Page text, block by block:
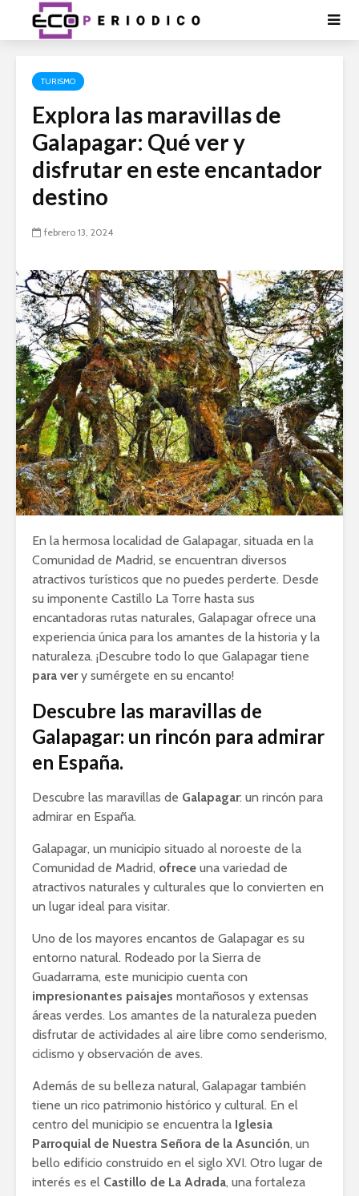
TURISMO
Explora las maravillas de
Galapagar: Qué ver y
disfrutar en este encantador
destino
febrero 13, 2024
En la hermosa localidad de Galapagar, situada en la
Comunidad de Madrid, se encuentran diversos
atractivos turísticos que no puedes perderte. Desde
su imponente Castillo La Torre hasta sus
encantadoras rutas naturales, Galapagar ofrece una
experiencia única para los amantes de la historia y la
naturaleza. ¡Descubre todo lo que Galapagar tiene
para very sumérgete en su encanto!
Descubre las maravillas de
Galapagar: un rincón para admirar
en España.
Descubre las maravillas de Galapagar: un rincón para
admirar en España.
Galapagar, un municipio situado al noroeste de la
Comunidad de Madrid, ofrece una variedad de
atractivos naturales y culturales que lo convierten en
un lugar ideal para visitar.
Uno de los mayores encantos de Galapagar es su
entorno natural. Rodeado por la Sierra de
Guadarrama, este municipio cuenta con
impresionantes paisajes montañosos y extensas
áreas verdes. Los amantes de la naturaleza pueden
disfrutar de actividades al aire libre como senderismo,
ciclismo y observación de aves.
Además de su belleza natural, Galapagar también
tiene un rico patrimonio histórico y cultural. En el
centro del municipio se encuentra la Iglesia
Parroquial de Nuestra Señora de la Asunción, un
bello edificio construido en el siglo XVI. Otro lugar de
interés es el Castillo de La Adrada, una fortaleza